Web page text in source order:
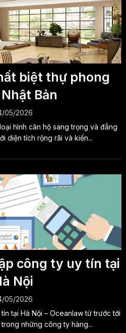
biệt thự phong
Bản
05/2026
hình căn hộ sang trọng và đẳng
diện tích rộng rãi và kiến...
công ty uy tín tại
Nội
05/2026
tại Hà Nội – Oceanlaw từ trước tới
những công ty hàng...